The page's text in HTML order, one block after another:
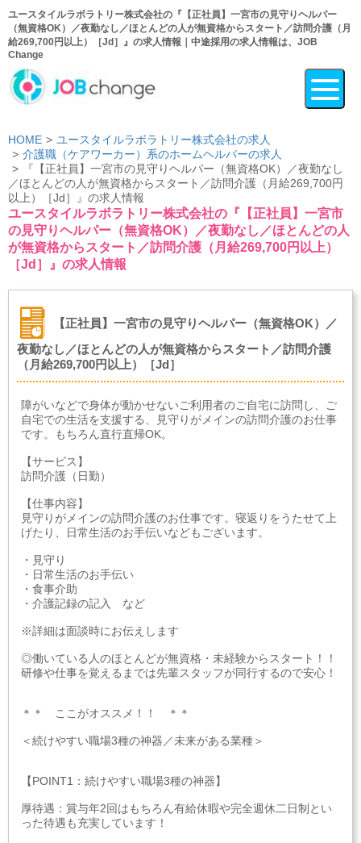
ユースタイルラボラトリー株式会社の『【正社員】一宮市の見守りヘルパー
（無資格OK）／夜勤なし／ほとんどの人が無資格からスタート／訪問介護（月
給269,700円以上）［Jd］』の求人情報｜中途採用の求人情報は、JOB
Change
HOME
ユースタイルラボラトリー株式会社の求人
介護職（ケアワーカー）系のホームヘルパーの求人
『【正社員】一宮市の見守りヘルパー（無資格OK）／夜勤なし
／ほとんどの人が無資格からスタート／訪問介護（月給269,700円
以上）［Jd］』の求人情報
ユースタイルラボラトリー株式会社の『【正社員】一宮市
の見守りヘルパー（無資格OK）／夜勤なし／ほとんどの人
が無資格からスタート／訪問介護（月給269,700円以上）
［Jd］』の求人情報
【正社員】一宮市の見守りヘルパー（無資格OK）／
夜勤なし／ほとんどの人が無資格からスタート／訪問介護
（月給269,700円以上）［Jd］
障がいなどで身体が動かせないご利用者のご自宅に訪問し、ご
自宅での生活を支援する、見守りがメインの訪問介護のお仕事
です。もちろん直行直帰OK。
【サービス】
訪問介護（日勤）
【仕事内容】
見守りがメインの訪問介護のお仕事です。寝返りをうたせて上
げたり、日常生活のお手伝いなどもございます。
・見守り
・日常生活のお手伝い
・食事介助
・介護記録の記入 など
※詳細は面談時にお伝えします
◎働いている人のほとんどが無資格・未経験からスタート！！
研修や仕事を覚えるまでは先輩スタッフが同行するので安心！
＊＊ ここがオススメ！！ ＊＊
＜続けやすい職場3種の神器／未来がある業種＞
【POINT1：続けやすい職場3種の神器】
厚待遇：賞与年2回はもちろん有給休暇や完全週休二日制とい
った待遇も充実しています！